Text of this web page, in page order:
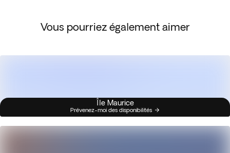
Vous pourriez également aimer
Île Maurice
Prévenez-moi des disponibilités